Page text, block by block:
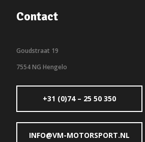
Contact
Goudstraat 19
7554 NG Hengelo
+31 (0)74 – 25 50 350
INFO@VM-MOTORSPORT.NL